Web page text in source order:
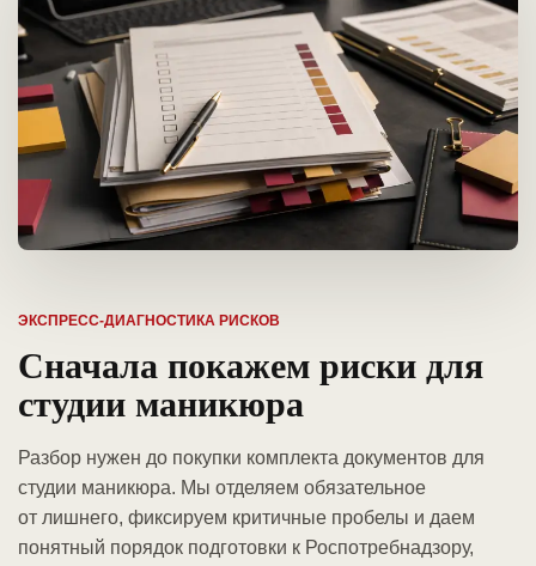
ЭКСПРЕСС-ДИАГНОСТИКА РИСКОВ
Сначала покажем риски для
студии маникюра
Разбор нужен до покупки комплекта документов для
студии маникюра. Мы отделяем обязательное
от лишнего, фиксируем критичные пробелы и даем
понятный порядок подготовки к Роспотребнадзору,